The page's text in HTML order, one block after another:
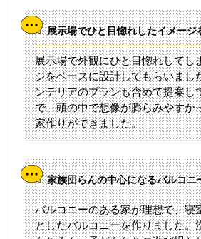
展示場でひと目惚れしたイメージ
展示場で外観にひと目惚れしてし
ジをベースに設計してもらいまし
ンテリアのプランも含めて提案し
で、頭の中で想像が膨らみやすか
家作りができました。
家族団らんの中心になるバルコニ
バルコニーのある家が理想で、寝
としたバルコニーを作りました。